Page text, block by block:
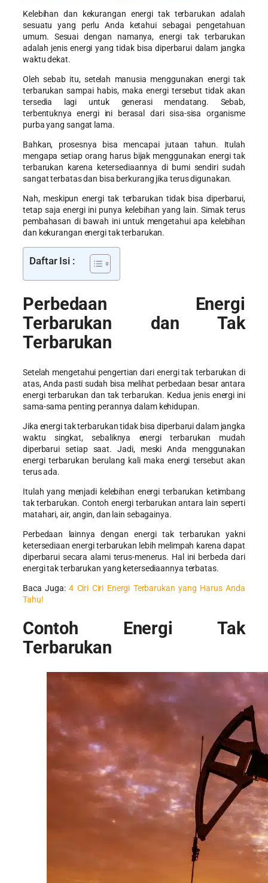
Kelebihan dan kekurangan energi tak terbarukan adalah
sesuatu yang perlu Anda ketahui sebagai pengetahuan
umum. Sesuai dengan namanya, energi tak terbarukan
adalah jenis energi yang tidak bisa diperbarui dalam jangka
waktu dekat.
Oleh sebab itu, setelah manusia menggunakan energi tak
terbarukan sampai habis, maka energi tersebut tidak akan
tersedia lagi untuk generasi mendatang. Sebab,
terbentuknya energi ini berasal dari sisa-sisa organisme
purba yang sangat lama.
Bahkan, prosesnya bisa mencapai jutaan tahun. Itulah
mengapa setiap orang harus bijak menggunakan energi tak
terbarukan karena ketersediaannya di bumi sendiri sudah
sangat terbatas dan bisa berkurang jika terus digunakan.
Nah, meskipun energi tak terbarukan tidak bisa diperbarui,
tetap saja energi ini punya kelebihan yang lain. Simak terus
pembahasan di bawah ini untuk mengetahuiapa kelebihan
dan kekurangan energi tak terbarukan.
Daftar Isi :
Perbedaan Energi
Terbarukan dan Tak
Terbarukan
Setelah mengetahui pengertian dari energi tak terbarukan di
atas, Anda pasti sudah bisa melihat perbedaan besar antara
energi terbarukan dan tak terbarukan. Kedua jenis energi ini
sama-sama penting perannya dalam kehidupan.
Jika energi tak terbarukan tidak bisa diperbarui dalam jangka
waktu singkat, sebaliknya energi terbarukan mudah
diperbarui setiap saat. Jadi, meski Anda menggunakan
energi terbarukan berulang kali maka energi tersebut akan
terus ada.
Itulah yang menjadi kelebihan energi terbarukan ketimbang
tak terbarukan. Contoh energi terbarukan antara lain seperti
matahari, air, angin, dan lain sebagainya.
Perbedaan lainnya dengan energi tak terbarukan yakni
ketersediaan energi terbarukan lebih melimpah karena dapat
diperbarui secara alami terus-menerus. Hal ini berbeda dari
energi tak terbarukan yang ketersediaannya terbatas.
Baca Juga:4 Ciri Ciri Energi Terbarukan yang Harus Anda
Tahu!
Contoh Energi Tak
Terbarukan